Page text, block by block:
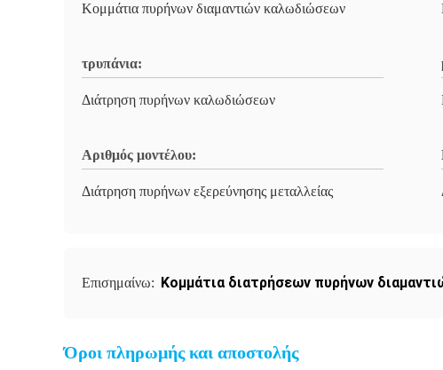
Κομμάτια πυρήνων διαμαντιών καλωδιώσεων
τρυπάνια:
Διάτρηση πυρήνων καλωδιώσεων
Αριθμός μοντέλου:
Διάτρηση πυρήνων εξερεύνησης μεταλλείας
Επισημαίνω: Κομμάτια διατρήσεων πυρήνων
Όροι πληρωμής και αποστολής